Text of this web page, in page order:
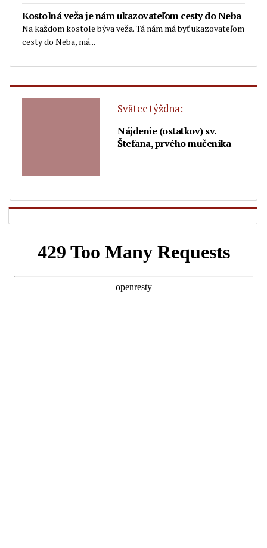
Kostolná veža je nám ukazovateľom cesty do Neba
Na každom kostole býva veža. Tá nám má byť ukazovateľom
cesty do Neba, má...
Svätec týždna:
Nájdenie (ostatkov) sv.
Štefana, prvého mučeníka